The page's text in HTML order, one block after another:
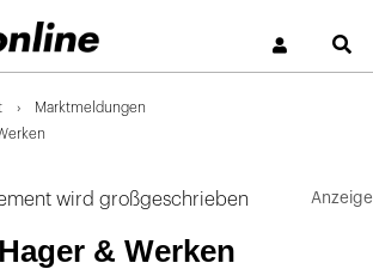
Marktmeldungen
wird großgeschrieben
& Werken